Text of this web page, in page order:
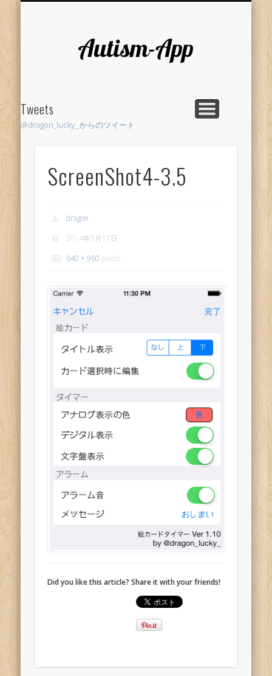
Tweets
@dragon_lucky_ からのツイート
ScreenShot4-3.5
dragon
2014年5月17日
640 × 960 pixels
Did you like this article? Share it with your friends!